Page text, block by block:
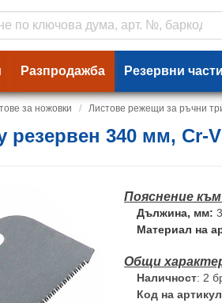
Разпродажба Резервни части
за ножовки Листове режещи за ръчни
340 мм, Cr-
Дължина, мм:
Материал на
Наличност: 2
Код на